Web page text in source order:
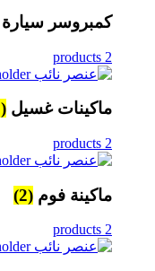
كمبروسر سيارة
2 products
ماكينات غسيل (2)
2 products
ماكينة فوم (2)
2 products